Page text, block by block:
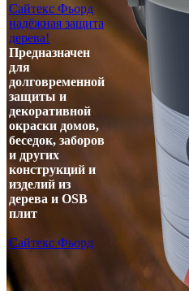
Сайтекс Фьорд
надёжная защита
дерева!
Предназначен
для
долговременной
защиты и
декоративной
окраски домов,
беседок, заборов
и других
конструкций и
изделий из
дерева и OSB
плит
Сайтекс Фьорд